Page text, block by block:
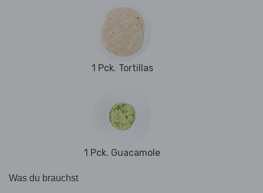
1 Pck. Tortillas
1 Pck. Guacamole
Was du brauchst